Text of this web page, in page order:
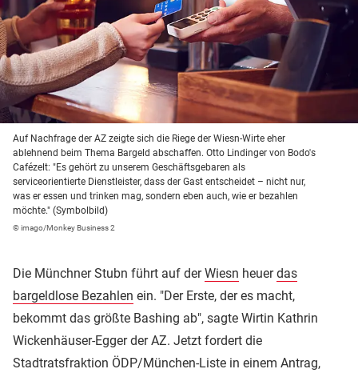
Auf Nachfrage der AZ zeigte sich die Riege der Wiesn-Wirte eher
ablehnend beim Thema Bargeld abschaffen. Otto Lindinger von Bodo's
Cafézelt: "Es gehört zu unserem Geschäftsgebaren als
serviceorientierte Dienstleister, dass der Gast entscheidet – nicht nur,
was er essen und trinken mag, sondern eben auch, wie er bezahlen
möchte." (Symbolbild)
© imago/Monkey Business 2
Die Münchner Stubn führt auf derWiesn heuerdas
bargeldlose Bezahlen ein. "Der Erste, der es macht,
bekommt das größte Bashing ab", sagte Wirtin Kathrin
Wickenhäuser-Egger der AZ. Jetzt fordert die
Stadtratsfraktion ÖDP/München-Liste in einem Antrag,